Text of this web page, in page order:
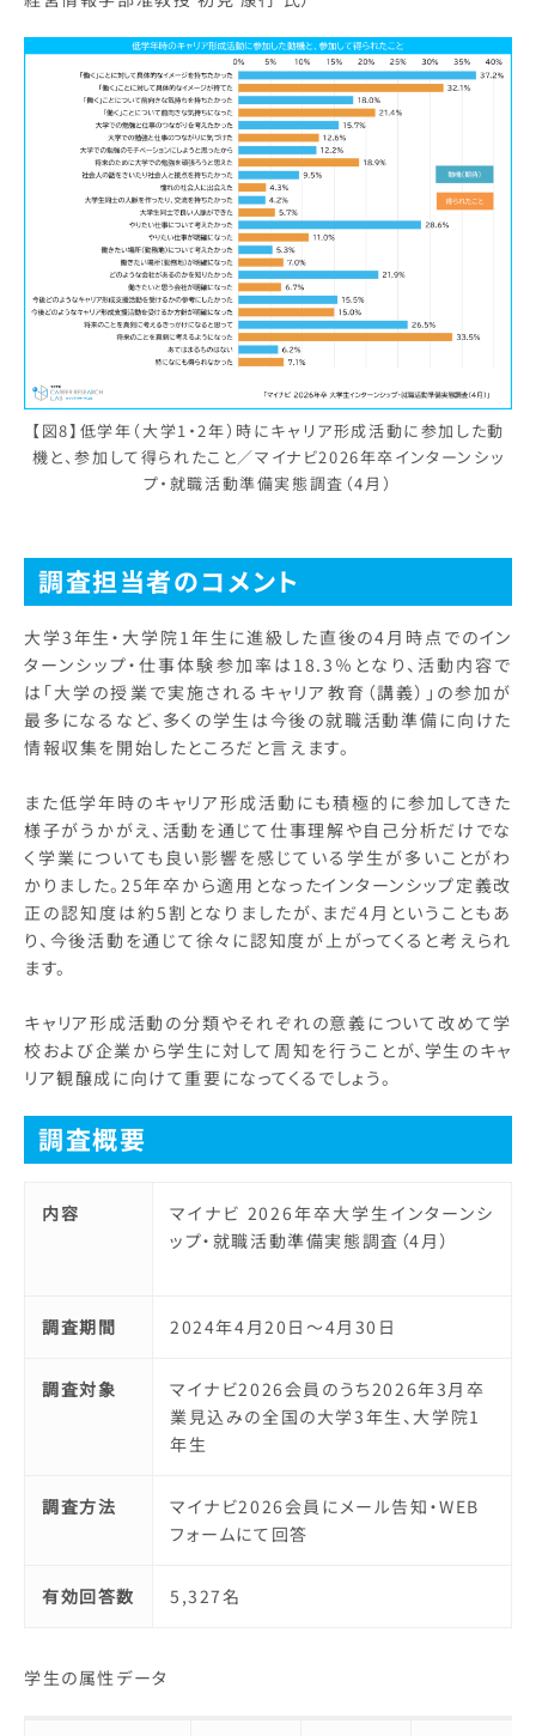
【図8】低学年（大学1・2年）時にキャリア形成活動に参加した動
機と、参加して得られたこと／マイナビ2026年卒インターンシッ
プ・就職活動準備実態調査（4月）
調査担当者のコメント
大学3年生・大学院1年生に進級した直後の4月時点でのイン
ターンシップ・仕事体験参加率は18.3％となり、活動内容で
は「大学の授業で実施されるキャリア教育（講義）」の参加が
最多になるなど、多くの学生は今後の就職活動準備に向けた
情報収集を開始したところだと言えます。
また低学年時のキャリア形成活動にも積極的に参加してきた
様子がうかがえ、活動を通じて仕事理解や自己分析だけでな
く学業についても良い影響を感じている学生が多いことがわ
かりました。25年卒から適用となったインターンシップ定義改
正の認知度は約5割となりましたが、まだ4月ということもあ
り、今後活動を通じて徐々に認知度が上がってくると考えられ
ます。
キャリア形成活動の分類やそれぞれの意義について改めて学
校および企業から学生に対して周知を行うことが、学生のキャ
リア観醸成に向けて重要になってくるでしょう。
調査概要
内容
マイナビ 2026年卒大学生インターンシ
ップ・就職活動準備実態調査（4月）
調査期間 2024年4月20日～4月30日
調査対象
マイナビ2026会員のうち2026年3月卒
業見込みの全国の大学3年生、大学院1
年生
調査方法
マイナビ2026会員にメール告知・WEB
フォームにて回答
有効回答数 5,327名
学生の属性データ